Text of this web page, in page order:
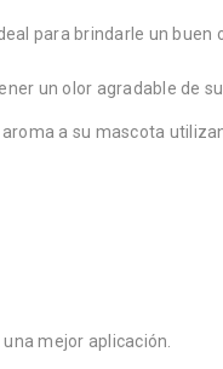
para brindarle un
un olor agradable de
a su mascota
mejor aplicación.